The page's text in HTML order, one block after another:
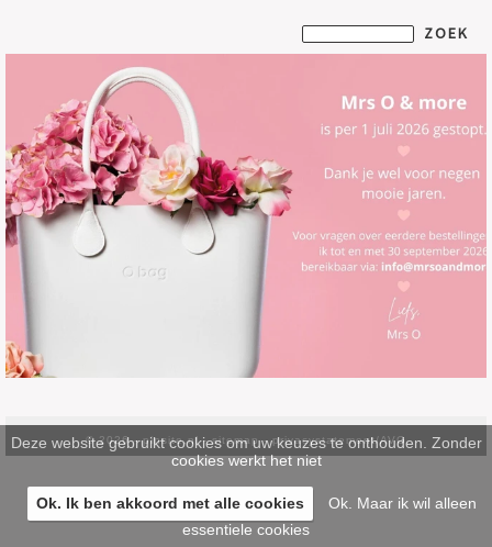
© 2026 -pinsite.nl-sitemap-privacystatement/AVG
Deze website gebruikt cookies om uw keuzes te onthouden. Zonder
cookies werkt het niet
Ok. Ik ben akkoord met alle cookies
Ok. Maar ik wil alleen
essentiele cookies